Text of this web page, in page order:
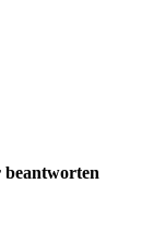
beantworten